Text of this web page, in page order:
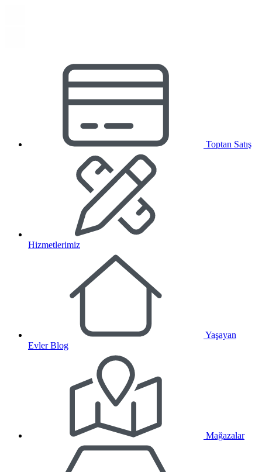
Toptan Satış
Hizmetlerimiz
Yaşayan
Evler Blog
Mağazalar